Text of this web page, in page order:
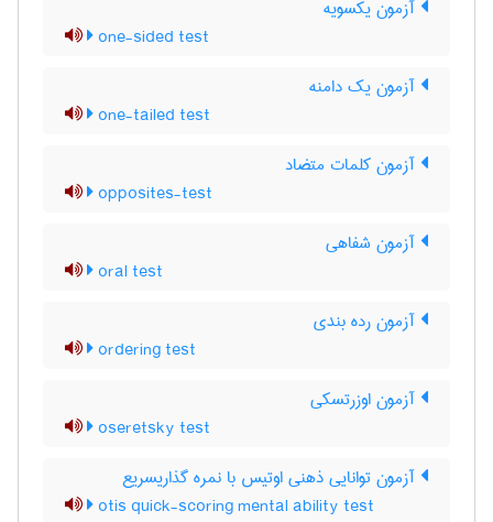
آزمون یکسویه
one-sided test
آزمون یک دامنه
one-tailed test
آزمون کلمات متضاد
opposites-test
آزمون شفاهی
oral test
آزمون رده بندی
ordering test
آزمون اوزرتسکی
oseretsky test
آزمون توانایی ذهنی اوتیس با نمره گذاریسریع
otis quick-scoring mental ability test